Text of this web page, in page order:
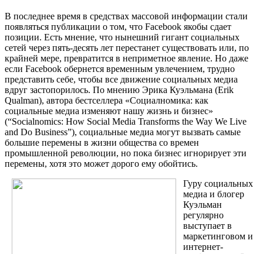
В последнее время в средствах массовой информации стали
появляться публикации о том, что Facebook якобы сдает
позиции. Есть мнение, что нынешний гигант социальных
сетей через пять-десять лет перестанет существовать или, по
крайней мере, превратится в неприметное явление. Но даже
если Facebook обернется временным увлечением, трудно
представить себе, чтобы все движение социальных медиа
вдруг застопорилось. По мнению Эрика Куэльмана (Erik
Qualman), автора бестселлера «Социалномика: как
социальные медиа изменяют нашу жизнь и бизнес»
(“Socialnomics: How Social Media Transforms the Way We Live
and Do Business”), социальные медиа могут вызвать самые
большие перемены в жизни общества со времен
промышленной революции, но пока бизнес игнорирует эти
перемены, хотя это может дорого ему обойтись.
Гуру социальных
медиа и блогер
Куэльман
регулярно
выступает в
маркетинговом и
интернет-